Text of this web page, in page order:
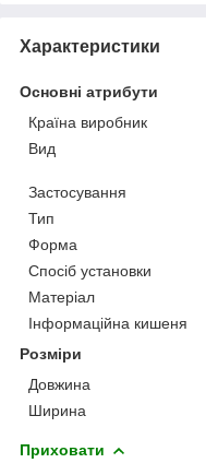
Характеристики
Основні атрибути
Країна виробник
Вид
Застосування
Тип
Форма
Спосіб установки
Матеріал
Інформаційна кишеня
Розміри
Довжина
Ширина
Приховати